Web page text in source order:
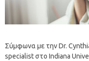
Σύμφωνα με την Dr.
specialist στο Indiana